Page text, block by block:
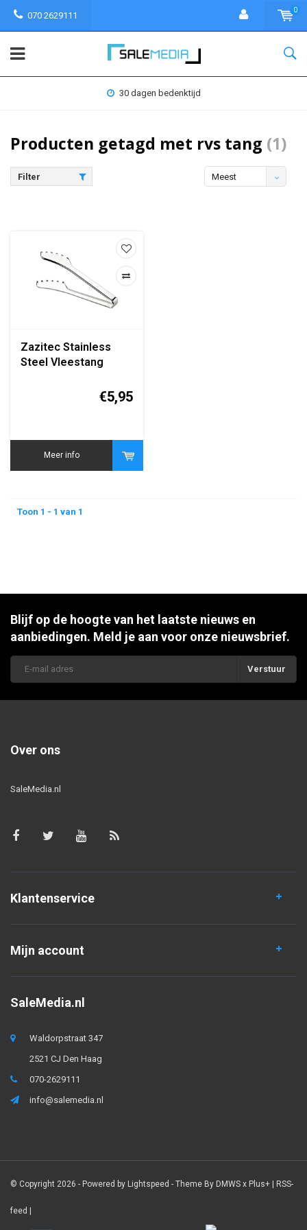
070 2629111
0
30 dagen bedenktijd
Producten getagd met rvs tang (1)
Filter
Meest
Zazitec Stainless
Steel Vleestang
€5,95
Meer info
Toon 1 - 1 van 1
Blijf op de hoogte van het laatste nieuws en
aanbiedingen. Meld je aan voor onze nieuwsbrief.
Verstuur
Over ons
SaleMedia.nl
Klantenservice
Mijn account
SaleMedia.nl
Waldorpstraat 347
2521 CJ Den Haag
070-2629111
info@salemedia.nl
© Copyright 2026 - Powered by Lightspeed - Theme By DMWS x Plus+ | RSS-
feed |